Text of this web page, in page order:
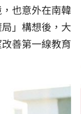
也意外在南韓
」構想後，大
善第一線教育